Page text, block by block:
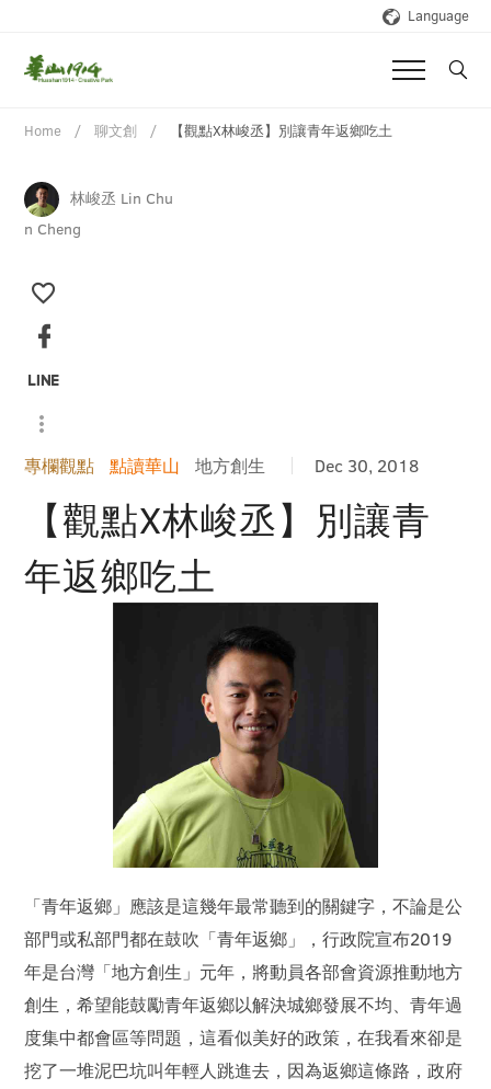
Language
Home 聊文創 【觀點X林峻丞】別讓青年返鄉吃土
林峻丞 Lin Chu
n Cheng
專欄觀點 點讀華山 地方創生 Dec 30, 2018
【觀點X林峻丞】別讓青
年返鄉吃土
「青年返鄉」應該是這幾年最常聽到的關鍵字，不論是公
部門或私部門都在鼓吹「青年返鄉」，行政院宣布2019
年是台灣「地方創生」元年，將動員各部會資源推動地方
創生，希望能鼓勵青年返鄉以解決城鄉發展不均、青年過
度集中都會區等問題，這看似美好的政策，在我看來卻是
挖了一堆泥巴坑叫年輕人跳進去，因為返鄉這條路，政府